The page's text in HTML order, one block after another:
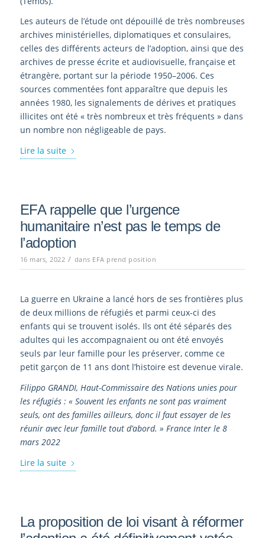
Les auteurs de l’étude ont dépouillé de très nombreuses
archives ministérielles, diplomatiques et consulaires,
celles des différents acteurs de l’adoption, ainsi que des
archives de presse écrite et audiovisuelle, française et
étrangère, portant sur la période 1950–2006. Ces
sources commentées font apparaître que depuis les
années 1980, les signalements de dérives et pratiques
illicites ont été « très nombreux et très fréquents » dans
un nombre non négligeable de pays.
Lire la suite
EFA rappelle que l’urgence
humanitaire n’est pas le temps de
l’adoption
16 mars, 2022 / dans EFA prend position
La guerre en Ukraine a lancé hors de ses frontières plus
de deux millions de réfugiés et parmi ceux-ci des
enfants qui se trouvent isolés. Ils ont été séparés des
adultes qui les accompagnaient ou ont été envoyés
seuls par leur famille pour les préserver, comme ce
petit garçon de 11 ans dont l’histoire est devenue virale.
Filippo GRANDI, Haut-Commissaire des Nations unies pour
les réfugiés : « Souvent les enfants ne sont pas vraiment
seuls, ont des familles ailleurs, donc il faut essayer de les
réunir avec leur famille tout d’abord. » France Inter le 8
mars 2022
Lire la suite
La proposition de loi visant à réformer